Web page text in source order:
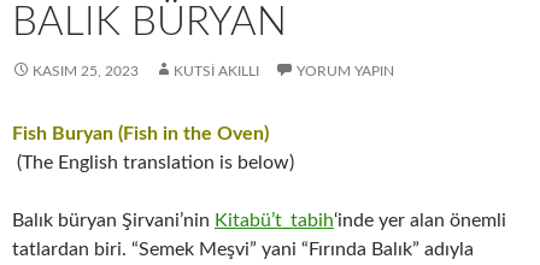
BALIK BÜRYAN
KASIM 25, 2023 KUTSI AKILLI YORUM YAPIN
Fish Buryan (Fish in the Oven)
(The English translation is below)
Balık büryan Şirvani’nin Kitabü’t_tabih‘inde yer alan önemli
tatlardan biri. “Semek Meşvi” yani “Fırında Balık” adıyla